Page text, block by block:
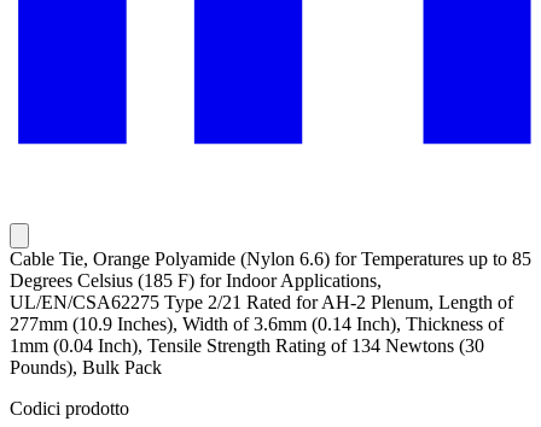
Cable Tie, Orange Polyamide (Nylon 6.6) for Temperatures up to 85
Degrees Celsius (185 F) for Indoor Applications,
UL/EN/CSA62275 Type 2/21 Rated for AH-2 Plenum, Length of
277mm (10.9 Inches), Width of 3.6mm (0.14 Inch), Thickness of
1mm (0.04 Inch), Tensile Strength Rating of 134 Newtons (30
Pounds), Bulk Pack
Codici prodotto